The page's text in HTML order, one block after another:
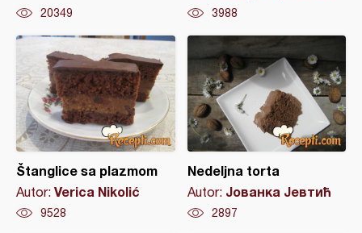
20349 3988
Štanglice sa plazmom
Autor: Verica Nikolić
9528
Nedeljna torta
Autor: Јованка Јевтић
2897